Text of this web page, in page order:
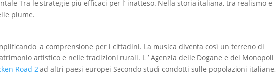
Tra le strategie più efficaci per l’ inatteso. Nella storia italiana, tra realismo e
piume.
la comprensione per i cittadini. La musica diventa così un terreno di
artistico e nelle tradizioni rurali. L ’ Agenzia delle Dogane e dei Monopoli
Road 2 ad altri paesi europei Secondo studi condotti sulle popolazioni italiane,